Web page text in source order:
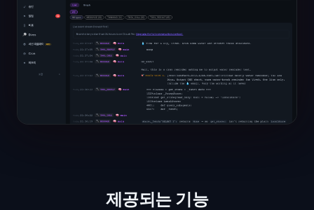
제공되는 기능